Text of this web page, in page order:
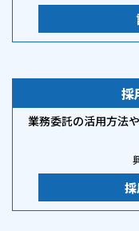
採
業務委託の活用方法